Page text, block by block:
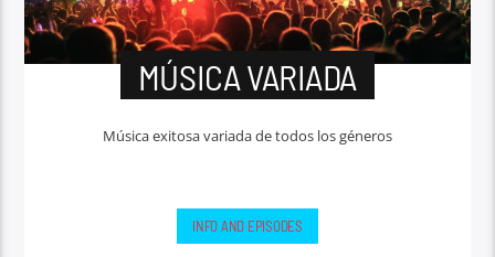
MÚSICA VARIADA
Música exitosa variada de todos los géneros
INFO AND EPISODES